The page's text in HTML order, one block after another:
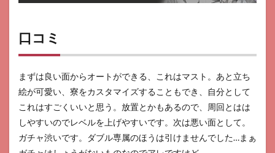
口コミ
まずは良い面からオートができる、これはマスト。あと立ち
絵が可愛い、寮をカスタマイズすることもでき、自分として
これはすごくいいと思う。放置とかもあるので、周回とはは
しやすいのでレベルを上げやすいです。次は悪い面として。
ガチャ渋いです。ダブル専属のほうは引けませんでした…まぁ